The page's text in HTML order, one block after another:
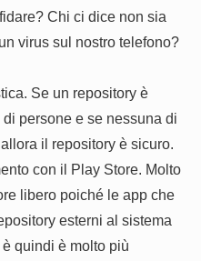
fidare? Chi ci dice non sia
virus sul nostro telefono?
Se un repository è
persone e se nessuna di
il repository è sicuro.
con il Play Store. Molto
libero poiché le app che
esterni al sistema
quindi è molto più